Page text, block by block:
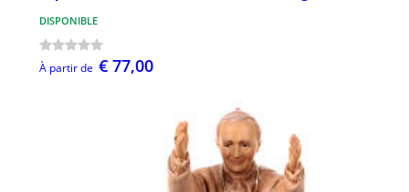
DISPONIBLE
À partir de € 77,00